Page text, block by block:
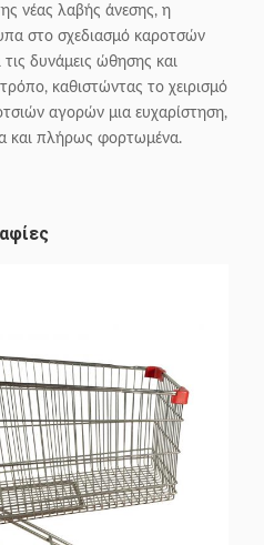
νέας λαβής άνεσης, η
στο σχεδιασμό καροτσών
δυνάμεις ώθησης και
καθιστώντας το χειρισμό
αγορών μια ευχαρίστηση,
και πλήρως φορτωμένα.